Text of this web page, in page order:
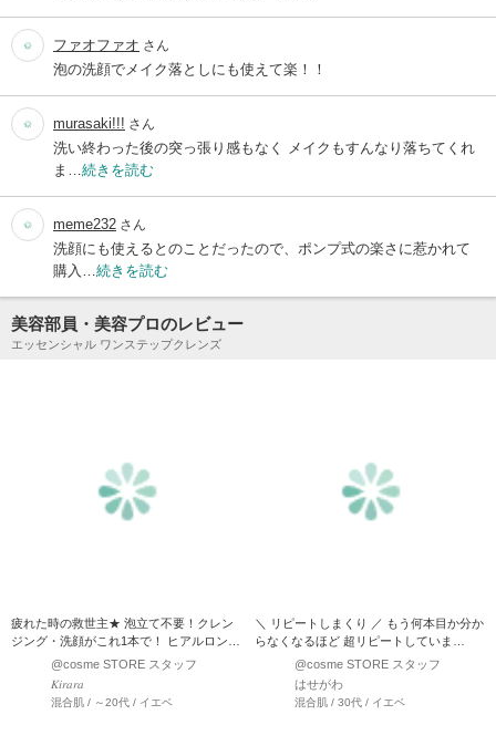
ファオファオ さん
泡の洗顔でメイク落としにも使えて楽！！
murasaki!!! さん
洗い終わった後の突っ張り感もなく メイクもすんなり落ちてくれ
ま… 続きを読む
meme232 さん
洗顔にも使えるとのことだったので、ポンプ式の楽さに惹かれて
購入… 続きを読む
美容部員・美容プロのレビュー
エッセンシャル ワンステップクレンズ
疲れた時の救世主★ 泡立て不要！クレン
ジング・洗顔がこれ1本で！ ヒアルロン酸
配合の優しい泡で、う…
@cosme STORE スタッフ
𝐾𝑖𝑟𝑎𝑟𝑎
混合肌 / ～20代 / イエベ
＼ リピートしまくり ／ もう何本目か分か
らなくなるほど 超リピートしていま
す！！！ ベネフ…
@cosme STORE スタッフ
はせがわ
混合肌 / 30代 / イエベ